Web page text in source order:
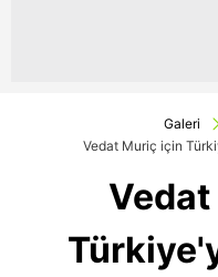
Galeri
Vedat Muriç için